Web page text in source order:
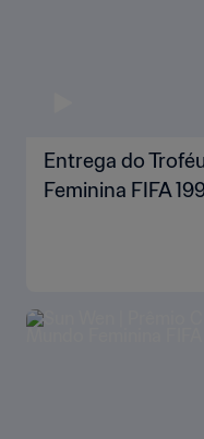
Entrega do
Feminina FIFA